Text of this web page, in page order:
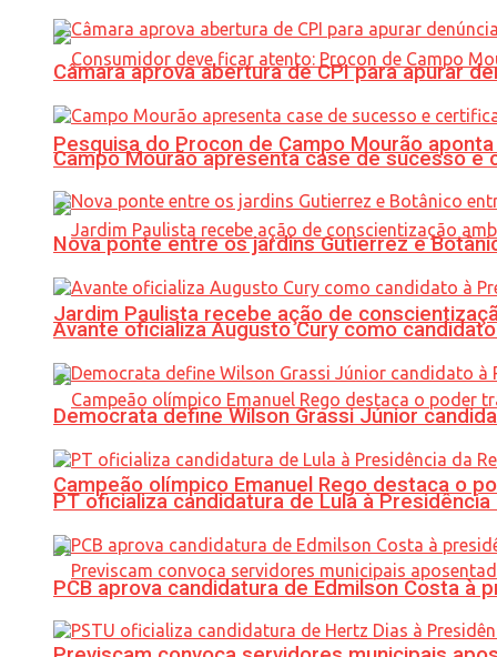
Pesquisa do Procon de Campo Mourão
Jardim Paulista recebe ação de
Campeão olímpico Emanuel Rego destaca o
Câmara aprova abertura de CPI para apurar
Campo Mourão apresenta case de sucesso
Nova ponte entre os jardins Gutierrez e
Avante oficializa Augusto Cury como
Democrata define Wilson Grassi Júnior
PT oficializa candidatura de Lula à Presidência
PCB aprova candidatura de Edmilson Costa à